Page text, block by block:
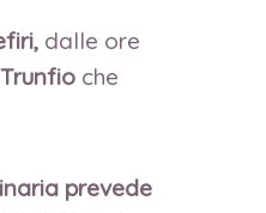
dalle ore
che
prevede